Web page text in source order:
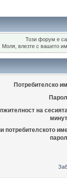
Този форум е
Моля, влезте с вашето
Потребителско
на
потребителското